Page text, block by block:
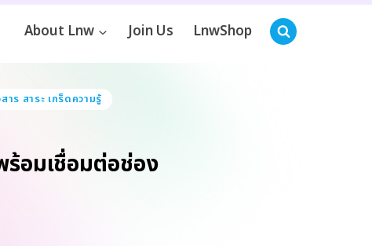
About Lnw Join Us LnwShop
าร สาระ เกร็ดความรู้
อมเชื่อมต่อช่อง